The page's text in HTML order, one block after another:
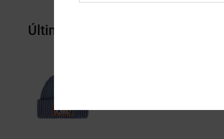
Últimos artículos vistos